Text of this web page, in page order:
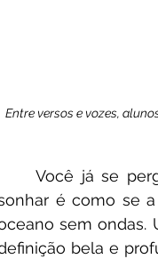
Entre versos e vozes,
Você já se
é como se
sem ondas.
bela e